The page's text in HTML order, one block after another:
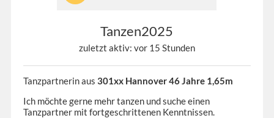
Tanzen2025
zuletzt aktiv: vor 15 Stunden
Tanzpartnerin aus 301xx Hannover 46 Jahre 1,65m
Ich möchte gerne mehr tanzen und suche einen
Tanzpartner mit fortgeschrittenen Kenntnissen.